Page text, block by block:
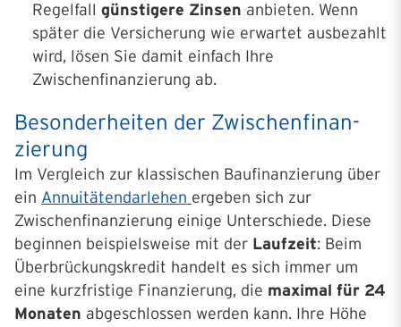
Regelfall günstigere Zinsen anbieten. Wenn
später die Versicherung wie erwartet ausbezahlt
wird, lösen Sie damit einfach Ihre
Zwischenfinanzierung ab.
Besonderheiten der Zwischen­finan­
zierung
Im Vergleich zur klassischen Baufinanzierung über
ein Annuitätendarlehen ergeben sich zur
Zwischenfinanzierung einige Unterschiede. Diese
beginnen beispielsweise mit der Laufzeit: Beim
Überbrückungskredit handelt es sich immer um
eine kurzfristige Finanzierung, die maximal für 24
Monaten abgeschlossen werden kann. Ihre Höhe